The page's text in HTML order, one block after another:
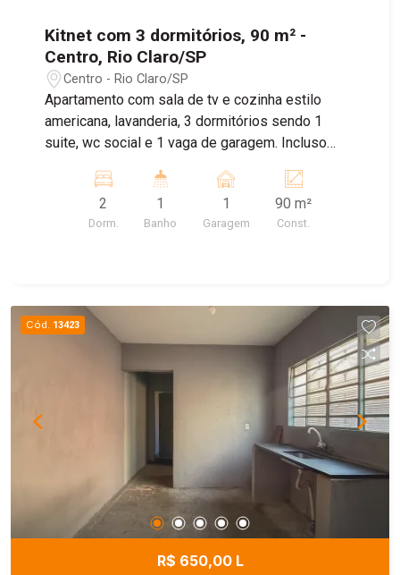
Kitnet com 3 dormitórios, 90 m² -
Centro, Rio Claro/SP
Centro - Rio Claro/SP
Apartamento com sala de tv e cozinha estilo
americana, lavanderia, 3 dormitórios sendo 1
suite, wc social e 1 vaga de garagem. Incluso
2
Dorm.
1
Banho
1
Garagem
90 m²
Const.
Cód. 13423
R$ 650,00 L